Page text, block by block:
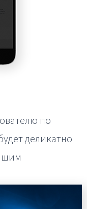
по
деликатно